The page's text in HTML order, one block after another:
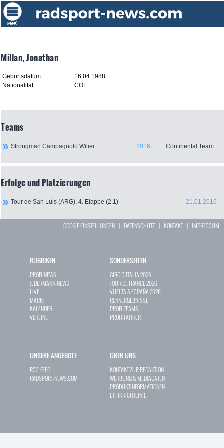
Millan, Jonathan
Geburtsdatum
16.04.1988
Nationalität
COL
Teams
Strongman Campagnolo Wilier 2016 Continental Team
Erfolge und Platzierungen
Tour de San Luis (ARG), 4. Etappe (2.1) 21.01.2016
COOKIE EINSTELLUNGEN | DATENSCHUTZ | KONTAKT| IMPRESSUM
RUBRIKEN
PROFI-NEWS
JEDERMANN-NEWS
LIVE
MARKT
KALENDER
VEREINE
SONDERSEITEN
GIRO D`ITALIA 2026
TOUR DE FRANCE 2026
VUELTA A ESPAÑA 2026
RENNERGEBNISSE
PROFI-TEAMS
PROFI-FAHRER
UNSERE ANGEBOTE
RSS-FEED
RADSPORT-NEWS.COM
ÜBER UNS
KONTAKT ZUR REDAKTION
WERBUNG & MEDIADATEN
PRODUKTINFORMATIONEN
ETHIKRICHTLINIE